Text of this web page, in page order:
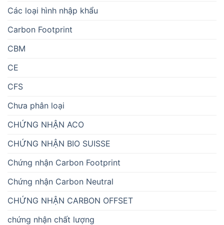
Các loại hình nhập khẩu
Carbon Footprint
CBM
CE
CFS
Chưa phân loại
CHỨNG NHẬN ACO
CHỨNG NHẬN BIO SUISSE
Chứng nhận Carbon Footprint
Chứng nhận Carbon Neutral
CHỨNG NHẬN CARBON OFFSET
chứng nhận chất lượng